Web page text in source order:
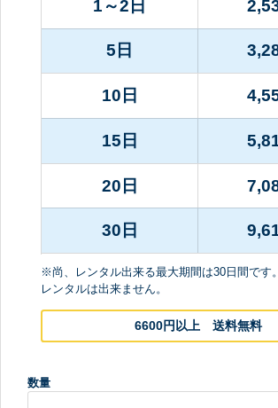
1～2日
5日
10日
15日
20日
30日
※尚、レンタル出来る最大期間は30日間です
レンタルは出来ません。
6600円以上 送料無料
数量